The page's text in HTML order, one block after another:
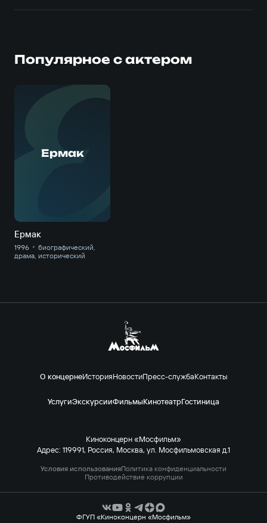
Популярное с актером
Ермак
Ермак
1996
биографический,
драма, исторический
О концернеИсторияНовостиПресс-службаКонтакты
УслугиЭкскурсииФильмыКинотеатрГостиница
Киноконцерн «Мосфильм»
Адрес: 119991, Россия, Москва, ул. Мосфильмовская д.1
Условия использованияПолитика конфиденциальности
Противодействие коррупции
ФГУП «Киноконцерн «Мосфильм»